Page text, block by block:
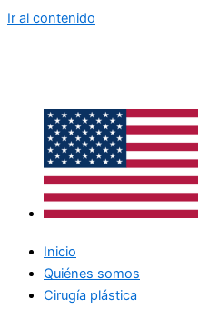
Ir al contenido
Inicio
Quiénes somos
Cirugía plástica